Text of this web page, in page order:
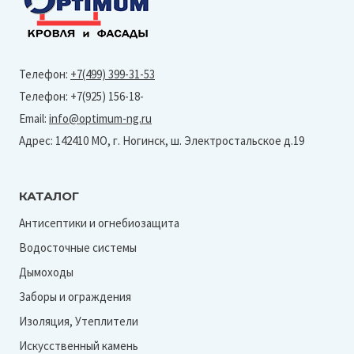
3005/3005)
Телефон: +7(499) 399-31-53
Телефон: +7(925) 156-18-
Email: info@optimum-ng.ru
Адрес: 142410 МО, г. Ногинск, ш. Электростальское д.19
КАТАЛОГ
Антисептики и огнебиозащита
Водосточные системы
Дымоходы
Заборы и ограждения
Изоляция, Утеплители
Искусственный камень